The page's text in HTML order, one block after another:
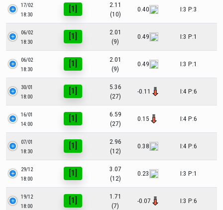
17/02
18:30
[1]
2.11
(10)
0.40 I:3 P:3
06/02
18:30
[1]
2.01
(9)
0.49 I:3 P:1
06/02
18:30
[1]
2.01
(9)
0.49 I:3 P:1
30/01
18:00
[1]
5.36
(27)
-0.11 I:4 P:6
16/01
14:00
[1]
6.59
(27)
0.15 I:4 P:6
07/01
18:30
[1]
2.96
(12)
0.38 I:4 P:6
29/12
18:00
[1]
3.07
(12)
0.23 I:3 P:1
19/12
18:00
[1]
1.71
(7)
-0.07 I:3 P:6